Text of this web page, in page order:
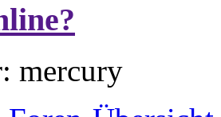
mercury